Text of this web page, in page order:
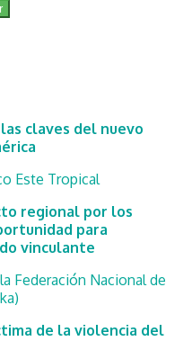
claves del nuevo
regional por los
para
vinculante
de la violencia del